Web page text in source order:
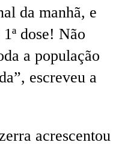
da manhã, e
dose! Não
a população
escreveu a
acrescentou